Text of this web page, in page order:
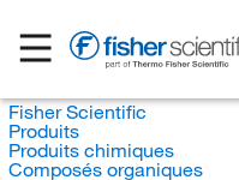
Fisher Scientific
Produits
Produits chimiques
Composés organiques